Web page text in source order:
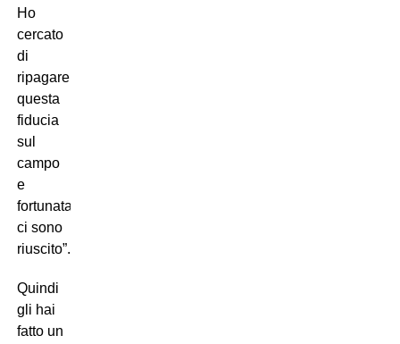
Ho
cercato
di
ripagare
questa
fiducia
sul
campo
e
fortunatamente
ci sono
riuscito”.
Quindi
gli hai
fatto un